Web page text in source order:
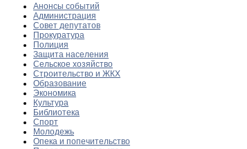
Анонсы событий
Администрация
Совет депутатов
Прокуратура
Полиция
Защита населения
Сельское хозяйство
Строительство и ЖКХ
Образование
Экономика
Культура
Библиотека
Спорт
Молодежь
Опека и попечительство